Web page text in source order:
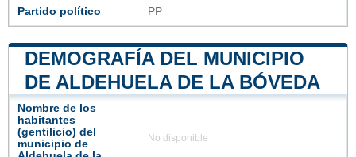
Partido político PP
DEMOGRAFÍA DEL MUNICIPIO
DE ALDEHUELA DE LA BÓVEDA
Nombre de los
habitantes
(gentilicio) del
municipio de
No disponible